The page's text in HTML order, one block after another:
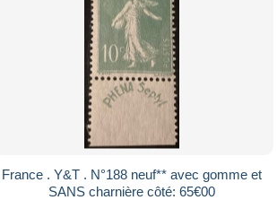
France . Y&T . N°188 neuf** avec gomme et
SANS charnière côté: 65€00